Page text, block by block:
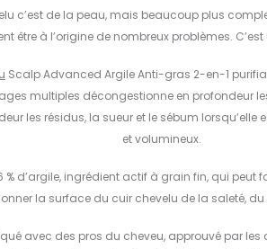
c’est de la peau, mais beaucoup plus
être à l’origine de nombreux problèmes.
Scalp Advanced Argile Anti-gras 2-en-1
multiples décongestionne en profondeur
les résidus, la sueur et le sébum lorsqu’elle
et volumineux.
% d’argile, ingrédient actif à grain fin, qui peut
la surface du cuir chevelu de la saleté, du
avec des pros du cheveu, approuvé par